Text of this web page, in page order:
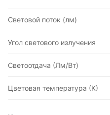
Световой поток (лм)
Угол светового излучения
Светоотдача (Лм/Вт)
Цветовая температура (К)